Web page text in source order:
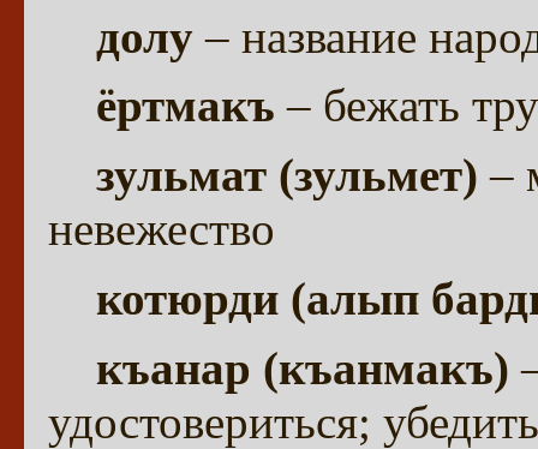
долу– название
ёртмакъ– бежать
зульмат (зульмет)–
невежество
котюрди (алып
къанар (къанмакъ)
удостовериться;